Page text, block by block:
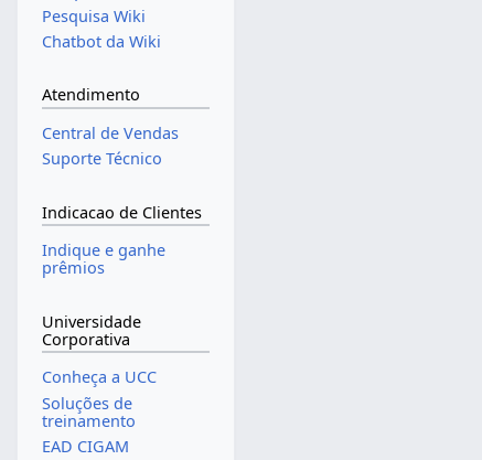
Pesquisa Wiki
Chatbot da Wiki
Atendimento
Central de Vendas
Suporte Técnico
Indicacao de Clientes
Indique e ganhe
prêmios
Universidade
Corporativa
Conheça a UCC
Soluções de
treinamento
EAD CIGAM